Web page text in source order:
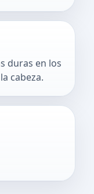
duras en los
cabeza.